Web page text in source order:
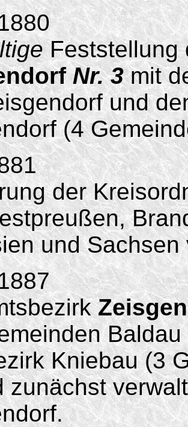
Feststellung
Nr. 3mit
und
(4
der
und
Kniebau (3
zunächst